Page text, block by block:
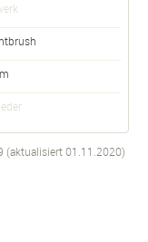
(aktualisiert01.11.2020)